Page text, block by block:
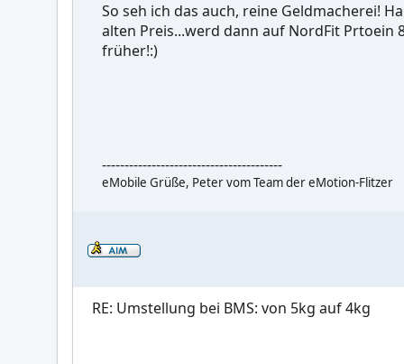
So seh ich das auch, reine Geldmacherei!
alten Preis...werd dann auf NordFit Prtoein
früher!:)
----------------------------------------
eMobile Grüße, Peter vom Team der eMotion-Flitzer
RE: Umstellung bei BMS: von 5kg auf 4kg